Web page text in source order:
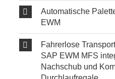
Automatische
EWM
Fahrerlose
SAP EWM MFS
Nachschub und